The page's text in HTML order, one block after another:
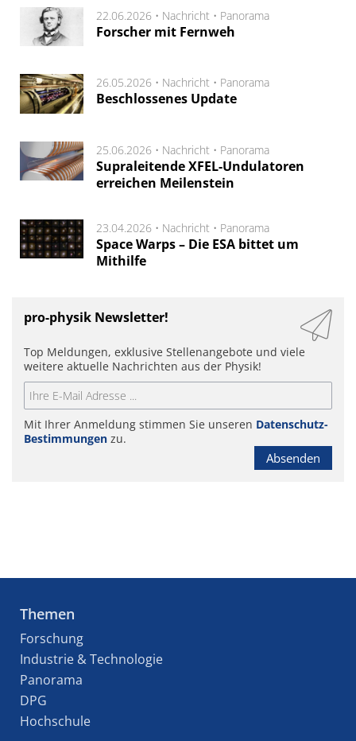
22.06.2026 • Nachricht • Panorama
Forscher mit Fernweh
26.05.2026 • Nachricht • Panorama
Beschlossenes Update
25.06.2026 • Nachricht • Panorama
Supraleitende XFEL-Undulatoren
erreichen Meilenstein
23.04.2026 • Nachricht • Panorama
Space Warps – Die ESA bittet um
Mithilfe
pro-physik Newsletter!
Top Meldungen, exklusive Stellenangebote und viele
weitere aktuelle Nachrichten aus der Physik!
Mit Ihrer Anmeldung stimmen Sie unseren Datenschutz-
Bestimmungen zu.
Absenden
Themen
Forschung
Industrie & Technologie
Panorama
DPG
Hochschule